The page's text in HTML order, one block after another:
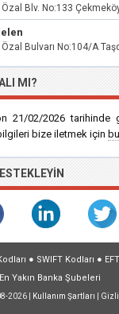
Blv. No:133
MI?
21/02/2026 tarihinde
bize iletmek için
● SWIFT Kodları ●
En Yakın Banka Şubeleri
2026 | Kullanım Şartları